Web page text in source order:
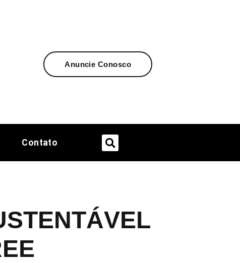
Anuncie Conosco
Contato